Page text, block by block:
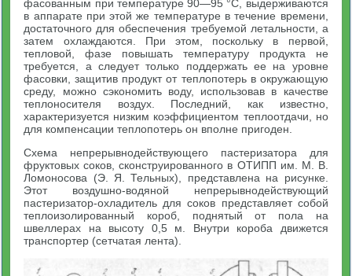
фасованным при температуре 90—95 °С, выдерживаются
в аппарате при этой же температуре в течение времени,
достаточного для обеспечения требуемой летальности, а
затем охлаждаются. При этом, поскольку в первой,
тепловой, фазе повышать температуру продукта не
требуется, а следует только поддержать ее на уровне
фасовки, защитив продукт от теплопотерь в окружающую
среду, можно сэкономить воду, использовав в качестве
теплоносителя воздух. Последний, как известно,
характеризуется низким коэффициентом теплоотдачи, но
для компенсации теплопотерь он вполне пригоден.
Схема непрерывнодействующего пастеризатора для
фруктовых соков, сконструированного в ОТИПП им. М. В.
Ломоносова (Э. Я. Тельных), представлена на рисунке.
Этот воздушно-водяной непрерывнодействующий
пастеризатор-охладитель для соков представляет собой
теплоизолированный короб, поднятый от пола на
швеллерах на высоту 0,5 м. Внутри короба движется
транспортер (сетчатая лента).